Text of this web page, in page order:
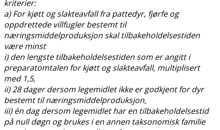
kriterier:
a) For kjøtt og slakteavfall fra pattedyr, fjørfe og
oppdrettede villfugler bestemt til
næringsmiddelproduksjon skal tilbakeholdelsestiden
være minst
i) den lengste tilbakeholdelsestiden som er angitt i
preparatomtalen for kjøtt og slakteavfall, multiplisert
med 1,5,
ii) 28 dager dersom legemidlet ikke er godkjent for dyr
bestemt til næringsmiddelproduksjon,
iii) én dag dersom legemidlet har en tilbakeholdelsestid
på null døgn og brukes i en annen taksonomisk familie